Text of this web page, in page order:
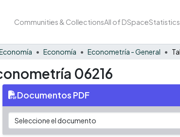
Communities & CollectionsAll of DSpaceStatistics
Economía Econometría - General
06216
Documentos PDF